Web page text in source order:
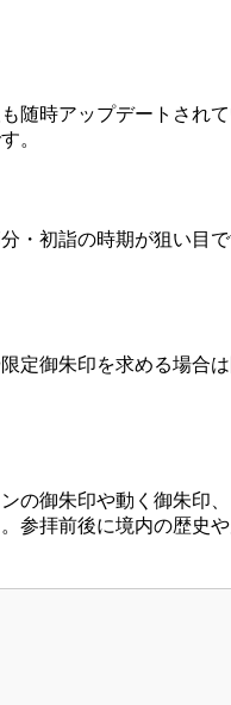
随時アップデートされ
。
初詣の時期が狙い目
御朱印を求める場合
の御朱印や動く御朱印
参拝前後に境内の歴史